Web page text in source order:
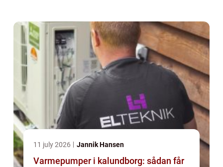
11 july 2026 Jannik Hansen
Varmepumper i kalundborg: sådan får